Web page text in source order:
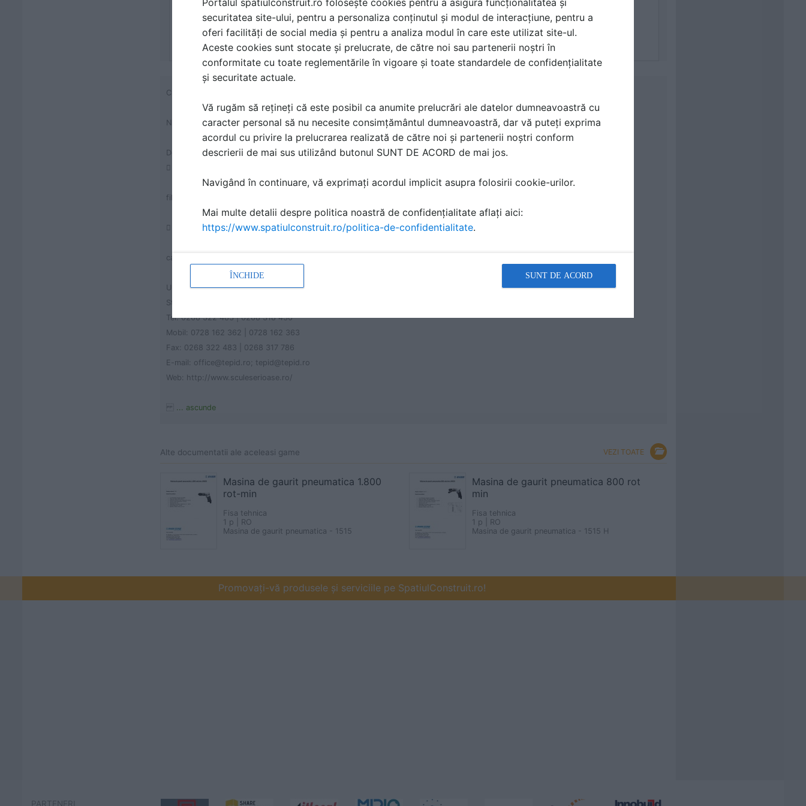
Cuplaj, partea mama
Numar articol: 1506KN7
Descriere produs:

filet exterior

carcasa metalica
Unior Tepid SRL
Str. Bruxelles, nr. 10, loc. Prejmer, 507165, Parcul Industrial Prejmer, jud. Braşov
Tel: 0268 322 483 | 0268 318 430
Mobil: 0728 162 362 | 0728 162 363
Fax: 0268 322 483 | 0268 317 786
E-mail: office@tepid.ro; tepid@tepid.ro
Web: http://www.sculeserioase.ro/
... ascunde
Alte documentatii ale aceleasi game VEZI TOATE
Masina de gaurit pneumatica 1.800
rot-min
Fisa tehnica
1 p | RO
Masina de gaurit pneumatica - 1515
Masina de gaurit pneumatica 800 rot
min
Fisa tehnica
1 p | RO
Masina de gaurit pneumatica - 1515 H
Promovați-vă produsele și serviciile pe SpatiulConstruit.ro!
PARTENERI
Portalul spatiulconstruit.ro folosește cookies pentru a asigura funcționalitatea și
securitatea site-ului, pentru a personaliza conținutul și modul de interacțiune, pentru a
oferi facilități de social media și pentru a analiza modul în care este utilizat site-ul.
Aceste cookies sunt stocate și prelucrate, de către noi sau partenerii noștri în
conformitate cu toate reglementările în vigoare și toate standardele de confidențialitate
și securitate actuale.
Vă rugăm să rețineți că este posibil ca anumite prelucrări ale datelor dumneavoastră cu
caracter personal să nu necesite consimțământul dumneavoastră, dar vă puteți exprima
acordul cu privire la prelucrarea realizată de către noi și partenerii noștri conform
descrierii de mai sus utilizând butonul SUNT DE ACORD de mai jos.
Navigând în continuare, vă exprimați acordul implicit asupra folosirii cookie-urilor.
Mai multe detalii despre politica noastră de confidențialitate aflați aici:
https://www.spatiulconstruit.ro/politica-de-confidentialitate.
ÎNCHIDE SUNT DE ACORD